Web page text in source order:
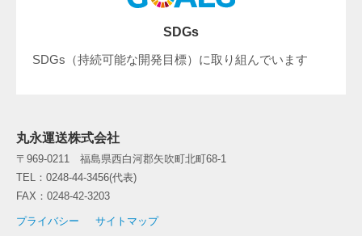
SDGs
SDGs（持続可能な開発目標）に取り組んでいます
丸永運送株式会社
〒969-0211 福島県西白河郡矢吹町北町68-1
TEL：0248-44-3456(代表)
FAX：0248-42-3203
プライバシー サイトマップ